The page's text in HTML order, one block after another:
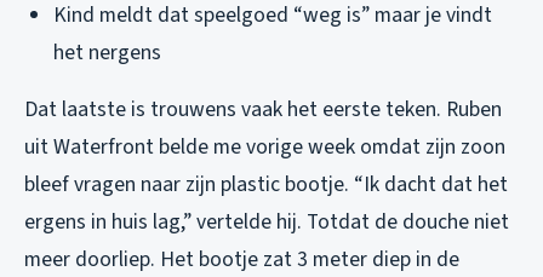
Kind meldt dat speelgoed “weg is” maar je vindt
het nergens
Dat laatste is trouwens vaak het eerste teken. Ruben
uit Waterfront belde me vorige week omdat zijn zoon
bleef vragen naar zijn plastic bootje. “Ik dacht dat het
ergens in huis lag,” vertelde hij. Totdat de douche niet
meer doorliep. Het bootje zat 3 meter diep in de